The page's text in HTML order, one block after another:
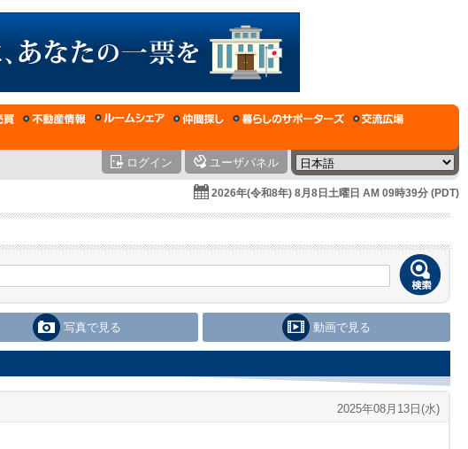
ログイン ユーザパネル
2026年(令和8年) 8月8日土曜日 AM 09時39分 (PDT)
写真で見る 動画で見る
2025年08月13日(水)